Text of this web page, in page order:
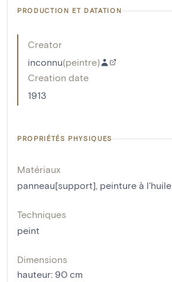
PRODUCTION ET DATATION
Creator
inconnu(peintre)
Creation date
1913
PROPRIÉTÉS PHYSIQUES
Matériaux
panneau[support], peinture à l'huile
Techniques
peint
Dimensions
hauteur: 90 cm